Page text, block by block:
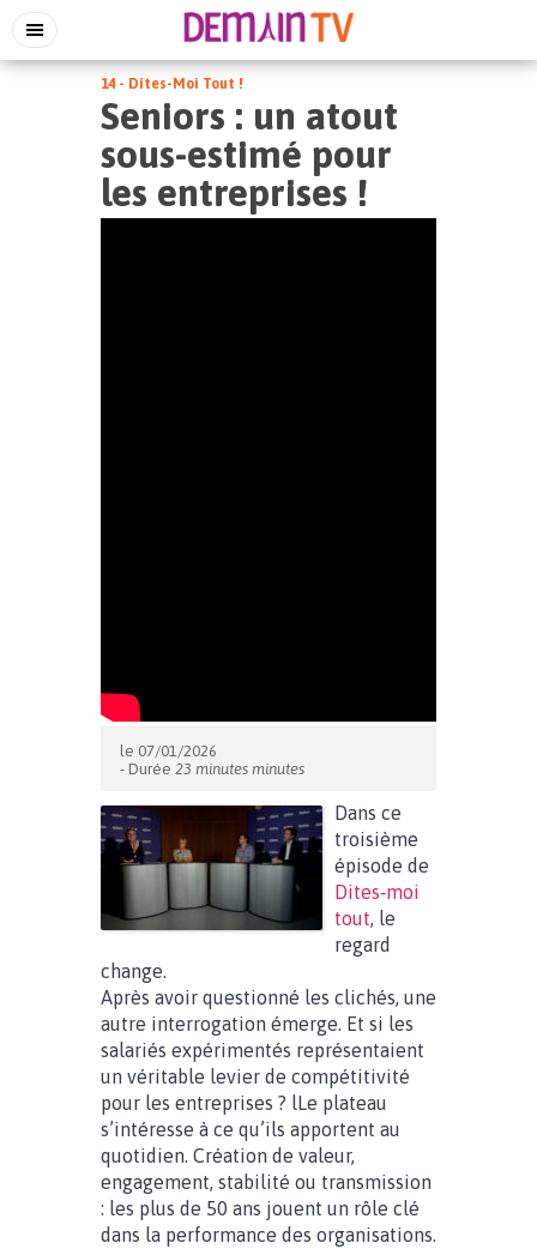
14 - Dites-Moi Tout !
Seniors : un atout
sous-estimé pour
les entreprises !
le 07/01/2026
- Durée 23 minutes minutes
Dans ce
troisième
épisode de
Dites‑moi
tout, le
regard
change.
Après avoir questionné les clichés, une
autre interrogation émerge. Et si les
salariés expérimentés représentaient
un véritable levier de compétitivité
pour les entreprises ? lLe plateau
s’intéresse à ce qu’ils apportent au
quotidien. Création de valeur,
engagement, stabilité ou transmission
: les plus de 50 ans jouent un rôle clé
dans la performance des organisations.